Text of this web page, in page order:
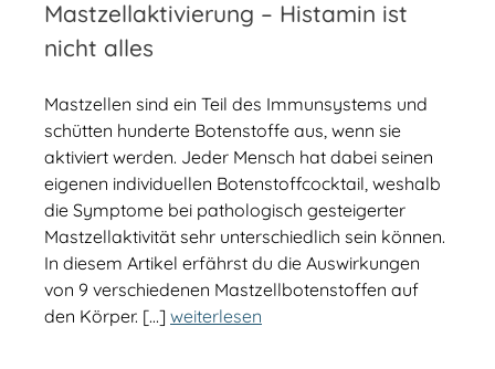
Mastzellaktivierung – Histamin ist
nicht alles
Mastzellen sind ein Teil des Immunsystems und
schütten hunderte Botenstoffe aus, wenn sie
aktiviert werden. Jeder Mensch hat dabei seinen
eigenen individuellen Botenstoffcocktail, weshalb
die Symptome bei pathologisch gesteigerter
Mastzellaktivität sehr unterschiedlich sein können.
In diesem Artikel erfährst du die Auswirkungen
von 9 verschiedenen Mastzellbotenstoffen auf
den Körper. […] weiterlesen